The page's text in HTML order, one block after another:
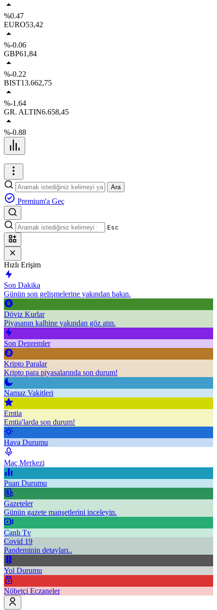
%0.47
EURO53,42
%-0.06
GBP61,84
%-0.22
BIST13.662,75
%-1.64
GR. ALTIN6.658,45
%-0.88
Ara
Premium'a Geç
Esc
Hızlı Erişim
Son Dakika
Günün son gelişmelerine yakından bakın.
Döviz Kurlar
Piyasanın kalbine yakından göz atın.
Son Depremler
Kripto Paralar
Kripto para piyasalarında son durum!
Namaz Vakitleri
Emtia
Emtia'larda son durum!
Hava Durumu
Maç Merkezi
Puan Durumu
Gazeteler
Günün gazete manşetlerini inceleyin.
Canlı Tv
Covid 19
Pandeminin detayları..
Yol Durumu
Nöbetçi Eczaneler